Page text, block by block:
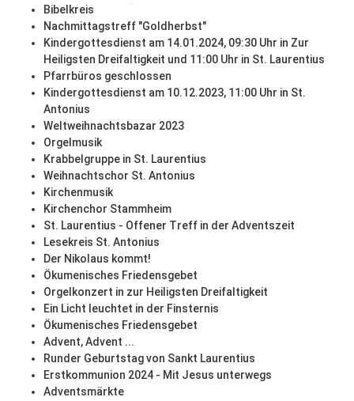
Bibelkreis
Nachmittagstreff "Goldherbst"
Kindergottesdienst am 14.01.2024, 09:30 Uhr in Zur
Heiligsten Dreifaltigkeit und 11:00 Uhr in St. Laurentius
Pfarrbüros geschlossen
Kindergottesdienst am 10.12.2023, 11:00 Uhr in St.
Antonius
Weltweihnachtsbazar 2023
Orgelmusik
Krabbelgruppe in St. Laurentius
Weihnachtschor St. Antonius
Kirchenmusik
Kirchenchor Stammheim
St. Laurentius - Offener Treff in der Adventszeit
Lesekreis St. Antonius
Der Nikolaus kommt!
Ökumenisches Friedensgebet
Orgelkonzert in zur Heiligsten Dreifaltigkeit
Ein Licht leuchtet in der Finsternis
Ökumenisches Friedensgebet
Advent, Advent ...
Runder Geburtstag von Sankt Laurentius
Erstkommunion 2024 - Mit Jesus unterwegs
Adventsmärkte